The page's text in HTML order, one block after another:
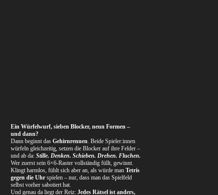
Ein Würfelwurf, sieben Blocker, neun Formen –
und dann?
Dann beginnt dasGehirnrennen. Beide Spieler:innen
würfeln gleichzeitig, setzen die Blocker auf ihre Felder –
und ab da:Stille. Denken. Schieben. Drehen. Fluchen.
Wer zuerst sein 6×6-Raster vollständig füllt, gewinnt.
Klingt harmlos, fühlt sich aber an, als würde manTetris
gegen die Uhr spielen – nur, dass man das Spielfeld
selbst vorher sabotiert hat.
Und genau da liegt der Reiz:Jedes Rätsel ist anders,